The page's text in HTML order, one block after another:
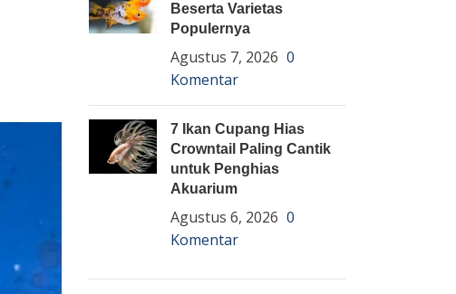
Beserta Varietas
Populernya
Agustus 7, 2026 0
Komentar
7 Ikan Cupang Hias
Crowntail Paling Cantik
untuk Penghias
Akuarium
Agustus 6, 2026 0
Komentar